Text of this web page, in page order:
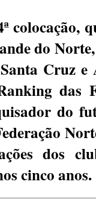
colocação,
do
Cruz
das
do
dos
cinco anos.